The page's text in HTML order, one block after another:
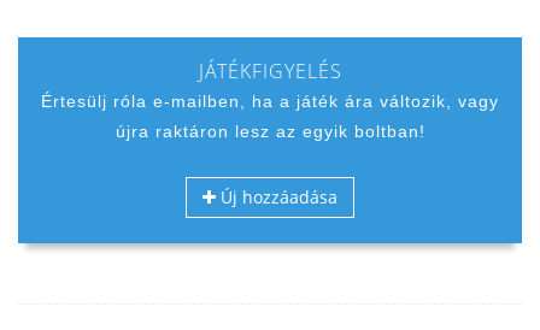
JÁTÉKFIGYELÉS
Értesülj róla e-mailben, ha a játék ára változik, vagy
újra raktáron lesz az egyik boltban!
Új hozzáadása